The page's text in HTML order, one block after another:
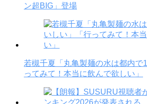
ン超BIG」登場
若槻千夏「丸亀製麺の水は都内で
ってみて！本当に飲んで欲しい」